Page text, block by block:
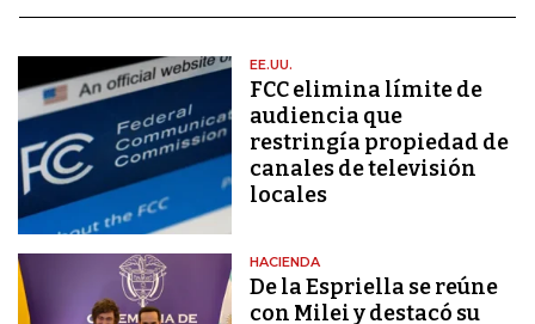
EE.UU.
FCC elimina límite de
audiencia que
restringía propiedad de
canales de televisión
locales
HACIENDA
De la Espriella se reúne
con Milei y destacó su